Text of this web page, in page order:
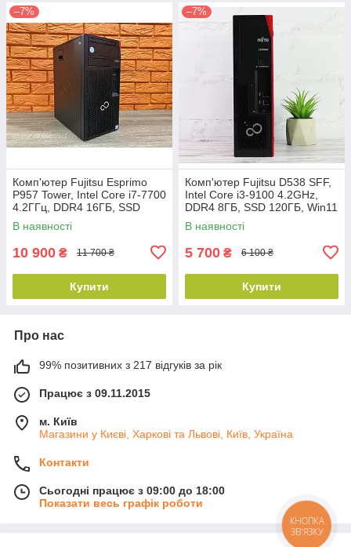
–7%
Комп'ютер Fujitsu Esprimo
P957 Tower, Intel Core i7-7700
4.2ГГц, DDR4 16ГБ, SSD
512ГБ, Win10
В наявності
10 900 ₴ 11 700 ₴
Купити
–7%
Комп'ютер Fujitsu D538 SFF,
Intel Core i3-9100 4.2GHz,
DDR4 8ГБ, SSD 120ГБ, Win11
В наявності
5 700 ₴ 6 100 ₴
Купити
Про нас
99% позитивних з 217 відгуків за рік
Працює з 09.11.2015
м. Київ
Магазини у Києві, Харкові та Львові, Київ, Україна
Контакти
Сьогодні працює з 09:00 до 18:00
Показати весь графік роботи
КНОПКА
ЗВ'ЯЗКУ